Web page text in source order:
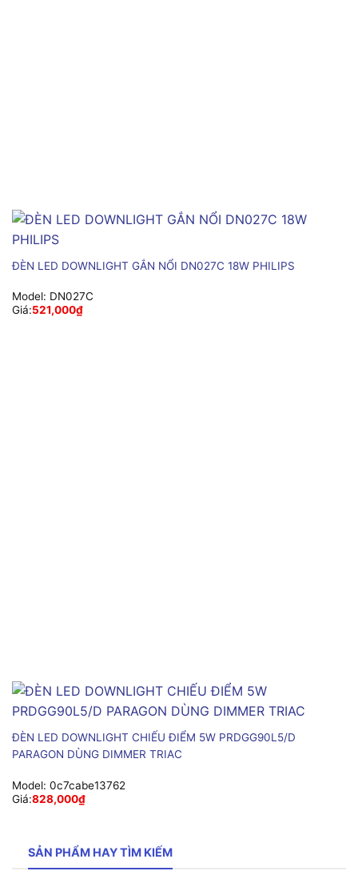
ĐÈN LED DOWNLIGHT GẮN NỔI DN027C 18W PHILIPS
Model: DN027C
Giá:521,000₫
ĐÈN LED DOWNLIGHT CHIẾU ĐIỂM 5W PRDGG90L5/D
PARAGON DÙNG DIMMER TRIAC
Model: 0c7cabe13762
Giá:828,000₫
SẢN PHẨM HAY TÌM KIẾM